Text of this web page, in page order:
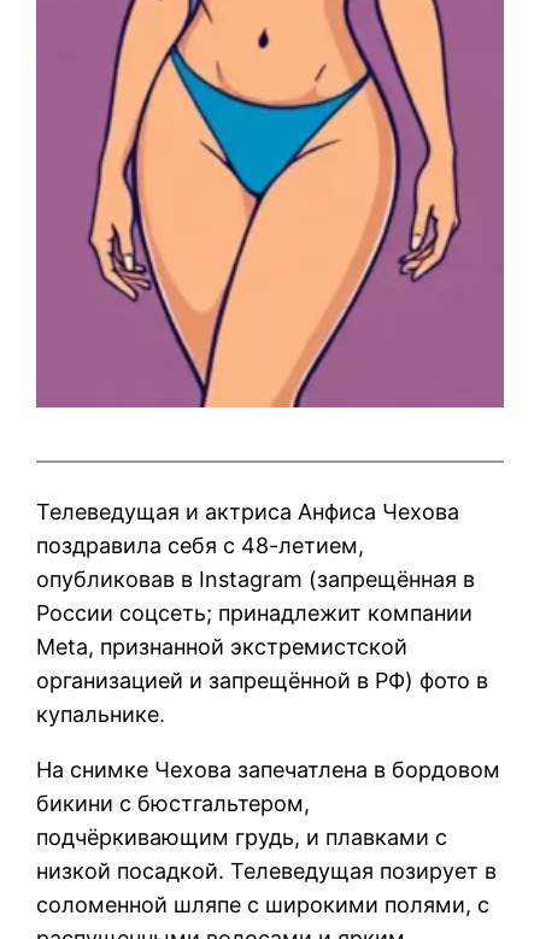
Телеведущая и актриса Анфиса Чехова
поздравила себя с 48-летием,
опубликовав в Instagram (запрещённая в
России соцсеть; принадлежит компании
Meta, признанной экстремистской
организацией и запрещённой в РФ) фото в
купальнике.
На снимке Чехова запечатлена в бордовом
бикини с бюстгальтером,
подчёркивающим грудь, и плавками с
низкой посадкой. Телеведущая позирует в
соломенной шляпе с широкими полями, с